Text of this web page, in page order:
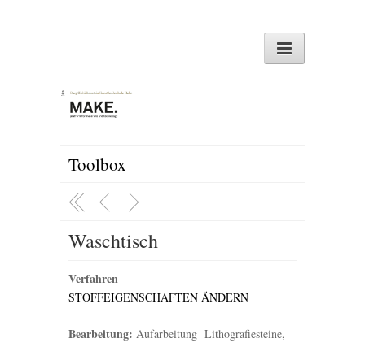
Toolbox
Waschtisch
Verfahren
STOFFEIGENSCHAFTEN ÄNDERN
Bearbeitung: Aufarbeitung Lithografiesteine,